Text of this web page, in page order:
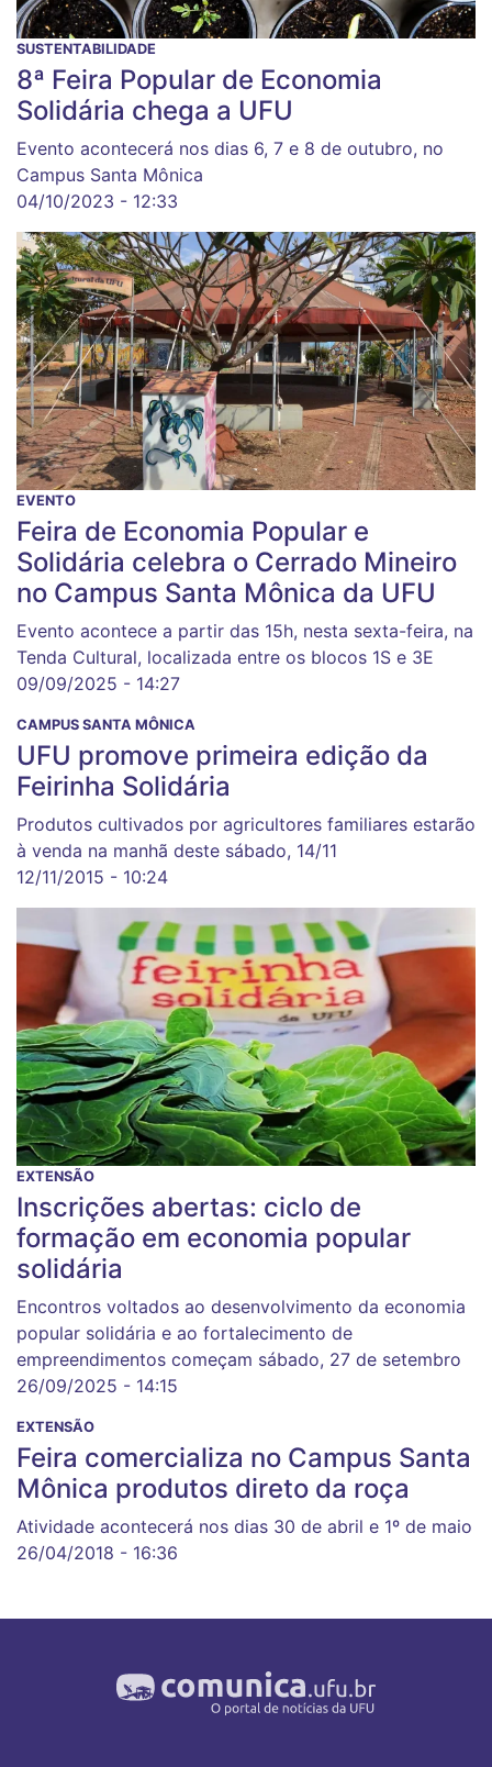
SUSTENTABILIDADE
8ª Feira Popular de Economia
Solidária chega a UFU
Evento acontecerá nos dias 6, 7 e 8 de outubro, no
Campus Santa Mônica
04/10/2023 - 12:33
EVENTO
Feira de Economia Popular e
Solidária celebra o Cerrado Mineiro
no Campus Santa Mônica da UFU
Evento acontece a partir das 15h, nesta sexta-feira, na
Tenda Cultural, localizada entre os blocos 1S e 3E
09/09/2025 - 14:27
CAMPUS SANTA MÔNICA
UFU promove primeira edição da
Feirinha Solidária
Produtos cultivados por agricultores familiares estarão
à venda na manhã deste sábado, 14/11
12/11/2015 - 10:24
EXTENSÃO
Inscrições abertas: ciclo de
formação em economia popular
solidária
Encontros voltados ao desenvolvimento da economia
popular solidária e ao fortalecimento de
empreendimentos começam sábado, 27 de setembro
26/09/2025 - 14:15
EXTENSÃO
Feira comercializa no Campus Santa
Mônica produtos direto da roça
Atividade acontecerá nos dias 30 de abril e 1º de maio
26/04/2018 - 16:36